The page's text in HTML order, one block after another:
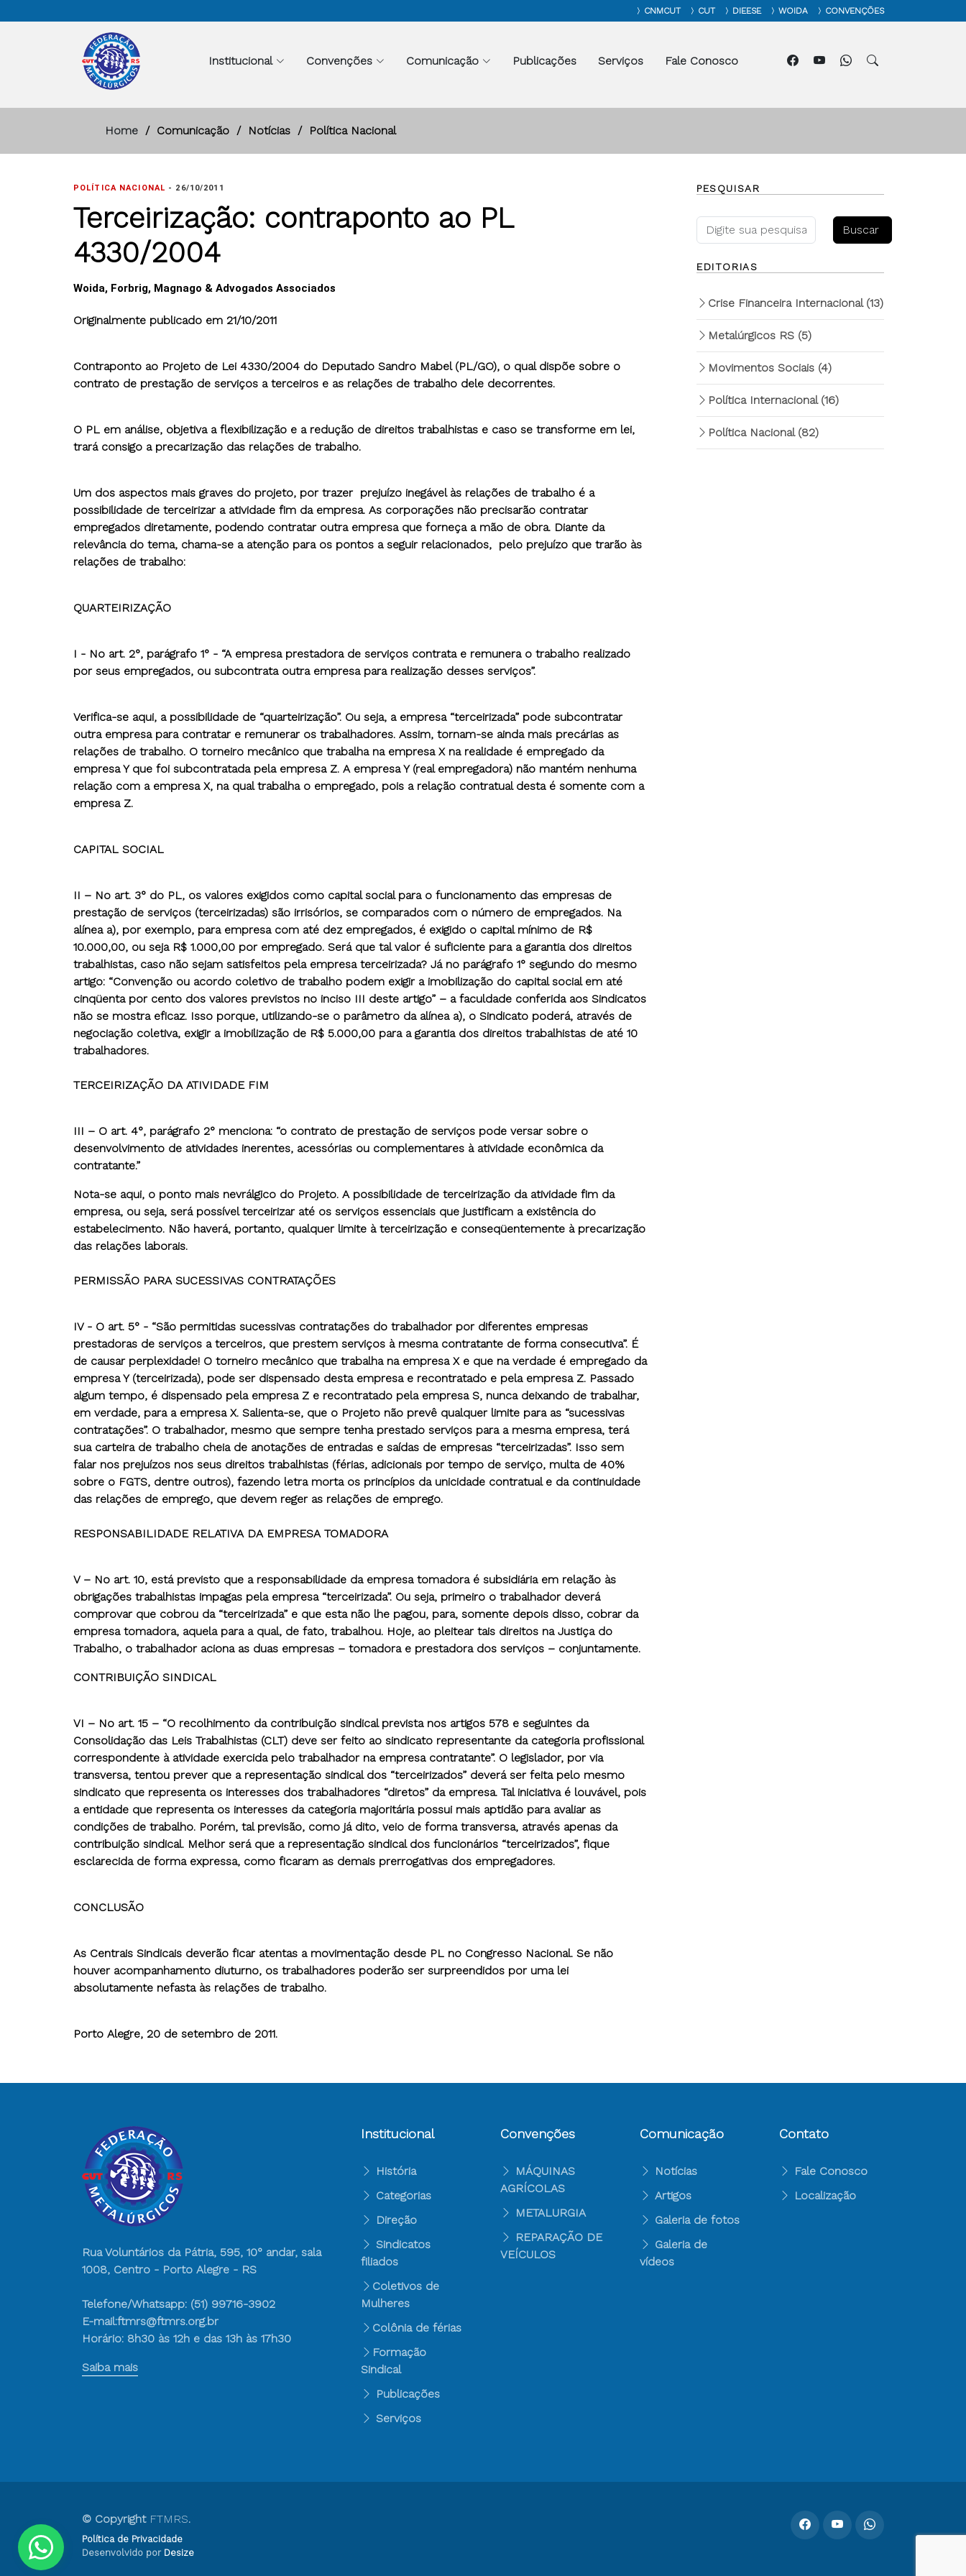
CNMCUT CUT DIEESE WOIDA CONVENÇÕES
Institucional Convenções Comunicação Publicações Serviços Fale Conosco
Home Comunicação Notícias Política Nacional
POLÍTICA NACIONAL - 26/10/2011
Terceirização: contraponto ao PL
4330/2004
Woida, Forbrig, Magnago & Advogados Associados
Originalmente publicado em 21/10/2011
Contraponto ao Projeto de Lei 4330/2004 do Deputado Sandro Mabel (PL/GO), o qual dispõe sobre o
contrato de prestação de serviços a terceiros e as relações de trabalho dele decorrentes.
O PL em análise, objetiva a flexibilização e a redução de direitos trabalhistas e caso se transforme em lei,
trará consigo a precarização das relações de trabalho.
Um dos aspectos mais graves do projeto, por trazer prejuízo inegável às relações de trabalho é a
possibilidade de terceirizar a atividade fim da empresa. As corporações não precisarão contratar
empregados diretamente, podendo contratar outra empresa que forneça a mão de obra. Diante da
relevância do tema, chama-se a atenção para os pontos a seguir relacionados, pelo prejuízo que trarão às
relações de trabalho:
QUARTEIRIZAÇÃO
I - No art. 2°, parágrafo 1° - “A empresa prestadora de serviços contrata e remunera o trabalho realizado
por seus empregados, ou subcontrata outra empresa para realização desses serviços”.
Verifica-se aqui, a possibilidade de “quarteirização”. Ou seja, a empresa “terceirizada” pode subcontratar
outra empresa para contratar e remunerar os trabalhadores. Assim, tornam-se ainda mais precárias as
relações de trabalho. O torneiro mecânico que trabalha na empresa X na realidade é empregado da
empresa Y que foi subcontratada pela empresa Z. A empresa Y (real empregadora) não mantém nenhuma
relação com a empresa X, na qual trabalha o empregado, pois a relação contratual desta é somente com a
empresa Z.
CAPITAL SOCIAL
II – No art. 3° do PL, os valores exigidos como capital social para o funcionamento das empresas de
prestação de serviços (terceirizadas) são irrisórios, se comparados com o número de empregados. Na
alínea a), por exemplo, para empresa com até dez empregados, é exigido o capital mínimo de R$
10.000,00, ou seja R$ 1.000,00 por empregado. Será que tal valor é suficiente para a garantia dos direitos
trabalhistas, caso não sejam satisfeitos pela empresa terceirizada? Já no parágrafo 1° segundo do mesmo
artigo: “Convenção ou acordo coletivo de trabalho podem exigir a imobilização do capital social em até
cinqüenta por cento dos valores previstos no inciso III deste artigo” – a faculdade conferida aos Sindicatos
não se mostra eficaz. Isso porque, utilizando-se o parâmetro da alínea a), o Sindicato poderá, através de
negociação coletiva, exigir a imobilização de R$ 5.000,00 para a garantia dos direitos trabalhistas de até 10
trabalhadores.
TERCEIRIZAÇÃO DA ATIVIDADE FIM
III – O art. 4°, parágrafo 2° menciona: “o contrato de prestação de serviços pode versar sobre o
desenvolvimento de atividades inerentes, acessórias ou complementares à atividade econômica da
contratante.”
Nota-se aqui, o ponto mais nevrálgico do Projeto. A possibilidade de terceirização da atividade fim da
empresa, ou seja, será possível terceirizar até os serviços essenciais que justificam a existência do
estabelecimento. Não haverá, portanto, qualquer limite à terceirização e conseqüentemente à precarização
das relações laborais.
PERMISSÃO PARA SUCESSIVAS CONTRATAÇÕES
IV - O art. 5° - “São permitidas sucessivas contratações do trabalhador por diferentes empresas
prestadoras de serviços a terceiros, que prestem serviços à mesma contratante de forma consecutiva”. É
de causar perplexidade! O torneiro mecânico que trabalha na empresa X e que na verdade é empregado da
empresa Y (terceirizada), pode ser dispensado desta empresa e recontratado e pela empresa Z. Passado
algum tempo, é dispensado pela empresa Z e recontratado pela empresa S, nunca deixando de trabalhar,
em verdade, para a empresa X. Salienta-se, que o Projeto não prevê qualquer limite para as “sucessivas
contratações”. O trabalhador, mesmo que sempre tenha prestado serviços para a mesma empresa, terá
sua carteira de trabalho cheia de anotações de entradas e saídas de empresas “terceirizadas”. Isso sem
falar nos prejuízos nos seus direitos trabalhistas (férias, adicionais por tempo de serviço, multa de 40%
sobre o FGTS, dentre outros), fazendo letra morta os princípios da unicidade contratual e da continuidade
das relações de emprego, que devem reger as relações de emprego.
RESPONSABILIDADE RELATIVA DA EMPRESA TOMADORA
V – No art. 10, está previsto que a responsabilidade da empresa tomadora é subsidiária em relação às
obrigações trabalhistas impagas pela empresa “terceirizada”. Ou seja, primeiro o trabalhador deverá
comprovar que cobrou da “terceirizada” e que esta não lhe pagou, para, somente depois disso, cobrar da
empresa tomadora, aquela para a qual, de fato, trabalhou. Hoje, ao pleitear tais direitos na Justiça do
Trabalho, o trabalhador aciona as duas empresas – tomadora e prestadora dos serviços – conjuntamente.
CONTRIBUIÇÃO SINDICAL
VI – No art. 15 – “O recolhimento da contribuição sindical prevista nos artigos 578 e seguintes da
Consolidação das Leis Trabalhistas (CLT) deve ser feito ao sindicato representante da categoria profissional
correspondente à atividade exercida pelo trabalhador na empresa contratante”. O legislador, por via
transversa, tentou prever que a representação sindical dos “terceirizados” deverá ser feita pelo mesmo
sindicato que representa os interesses dos trabalhadores “diretos” da empresa. Tal iniciativa é louvável, pois
a entidade que representa os interesses da categoria majoritária possui mais aptidão para avaliar as
condições de trabalho. Porém, tal previsão, como já dito, veio de forma transversa, através apenas da
contribuição sindical. Melhor será que a representação sindical dos funcionários “terceirizados”, fique
esclarecida de forma expressa, como ficaram as demais prerrogativas dos empregadores.
CONCLUSÃO
As Centrais Sindicais deverão ficar atentas a movimentação desde PL no Congresso Nacional. Se não
houver acompanhamento diuturno, os trabalhadores poderão ser surpreendidos por uma lei
absolutamente nefasta às relações de trabalho.
Porto Alegre, 20 de setembro de 2011.
PESQUISAR
EDITORIAS
Crise Financeira Internacional (13)
Metalúrgicos RS (5)
Movimentos Sociais (4)
Política Internacional (16)
Política Nacional (82)
Rua Voluntários da Pátria, 595, 10° andar, sala
1008, Centro - Porto Alegre - RS
Telefone/Whatsapp: (51) 99716-3902
E-mail:ftmrs@ftmrs.org.br
Horário: 8h30 às 12h e das 13h às 17h30
Saiba mais
Institucional
História
Categorias
Direção
Sindicatos
filiados
Coletivos de
Mulheres
Colônia de férias
Formação
Sindical
Publicações
Serviços
Convenções
MÁQUINAS
AGRÍCOLAS
METALURGIA
REPARAÇÃO DE
VEÍCULOS
Comunicação
Notícias
Artigos
Galeria de fotos
Galeria de
vídeos
Contato
Fale Conosco
Localização
© Copyright FTMRS.
Política de Privacidade
Desenvolvido por Desize